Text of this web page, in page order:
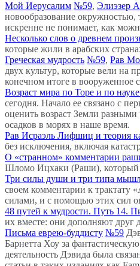
Мой Иерусалим №59, Элиэзер
новообразование окружностью,
искренне не понимает, как
которые жили в арабских
Греческая мудрость №59, Рав
двух культур, которые вели на
конечном итоге в вооруженное
Возраст мира по Торе и по
сегодня. Начало ее связано с
оценить возраст Земли разными
осадков в морях в наше время.
Рав Исраэль Лифшиц и теория
без исключения, включая
О «странном» комментарии
Шломо Ицхаки (Раши), который
Три силы души и три типа
своем комментарии к трактату
силами, и с помощью этих сил
48 путей к мудрости. Путь 14.
их вместе: они дополняют друг
Письма еврею-буддисту №59
Барнетта Хоу за
деятельность Дэвида была